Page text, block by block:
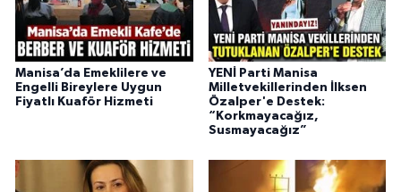
Manisa’da Emeklilere ve
Engelli Bireylere Uygun
Fiyatlı Kuaför Hizmeti
YENİ Parti Manisa
Milletvekillerinden İlksen
Özalper'e Destek:
“Korkmayacağız,
Susmayacağız”